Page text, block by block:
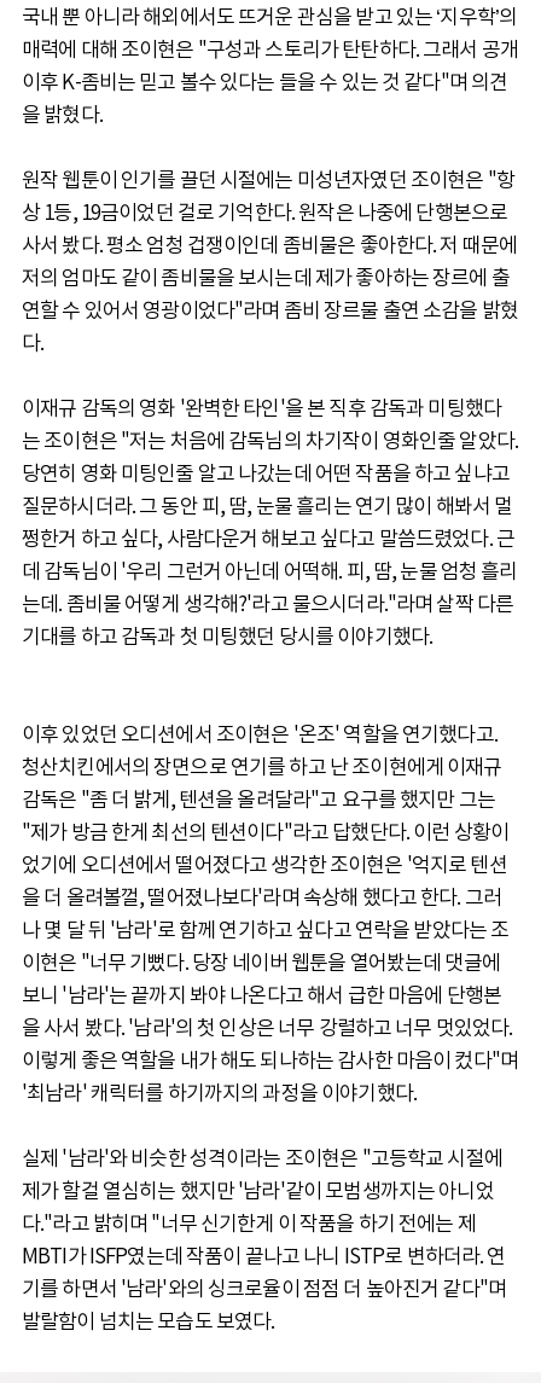
국내 뿐 아니라 해외에서도 뜨거운 관심을 받고 있는 ‘지우학’의
매력에 대해 조이현은 "구성과 스토리가 탄탄하다. 그래서 공개
이후 K-좀비는 믿고 볼수 있다는 들을 수 있는 것 같다"며 의견
을 밝혔다.
원작 웹툰이 인기를 끌던 시절에는 미성년자였던 조이현은 "항
상 1등, 19금이었던 걸로 기억한다. 원작은 나중에 단행본으로
사서 봤다. 평소 엄청 겁쟁이인데 좀비물은 좋아한다. 저 때문에
저의 엄마도 같이 좀비물을 보시는데 제가 좋아하는 장르에 출
연할 수 있어서 영광이었다"라며 좀비 장르물 출연 소감을 밝혔
다.
이재규 감독의 영화 '완벽한 타인'을 본 직후 감독과 미팅했다
는 조이현은 "저는 처음에 감독님의 차기작이 영화인줄 알았다.
당연히 영화 미팅인줄 알고 나갔는데 어떤 작품을 하고 싶냐고
질문하시더라. 그 동안 피, 땀, 눈물 흘리는 연기 많이 해봐서 멀
쩡한거 하고 싶다, 사람다운거 해보고 싶다고 말씀드렸었다. 근
데 감독님이 '우리 그런거 아닌데 어떡해. 피, 땀, 눈물 엄청 흘리
는데. 좀비물 어떻게 생각해?'라고 물으시더라."라며 살짝 다른
기대를 하고 감독과 첫 미팅했던 당시를 이야기했다.
이후 있었던 오디션에서 조이현은 '온조' 역할을 연기했다고.
청산치킨에서의 장면으로 연기를 하고 난 조이현에게 이재규
감독은 "좀 더 밝게, 텐션을 올려달라"고 요구를 했지만 그는
"제가 방금 한게 최선의 텐션이다"라고 답했단다. 이런 상황이
었기에 오디션에서 떨어졌다고 생각한 조이현은 '억지로 텐션
을 더 올려볼껄, 떨어졌나보다'라며 속상해 했다고 한다. 그러
나 몇 달 뒤 '남라'로 함께 연기하고 싶다고 연락을 받았다는 조
이현은 "너무 기뻤다. 당장 네이버 웹툰을 열어봤는데 댓글에
보니 '남라'는 끝까지 봐야 나온다고 해서 급한 마음에 단행본
을 사서 봤다. '남라'의 첫 인상은 너무 강렬하고 너무 멋있었다.
이렇게 좋은 역할을 내가 해도 되나하는 감사한 마음이 컸다"며
'최남라' 캐릭터를 하기까지의 과정을 이야기했다.
실제 '남라'와 비슷한 성격이라는 조이현은 "고등학교 시절에
제가 할걸 열심히는 했지만 '남라'같이 모범생까지는 아니었
다."라고 밝히며 "너무 신기한게 이 작품을 하기 전에는 제
MBTI가 ISFP였는데 작품이 끝나고 나니 ISTP로 변하더라. 연
기를 하면서 '남라'와의 싱크로율이 점점 더 높아진거 같다"며
발랄함이 넘치는 모습도 보였다.